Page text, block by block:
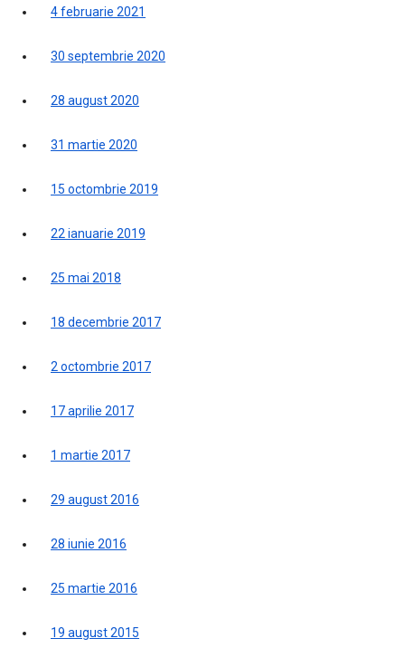
4 februarie 2021
30 septembrie 2020
28 august 2020
31 martie 2020
15 octombrie 2019
22 ianuarie 2019
25 mai 2018
18 decembrie 2017
2 octombrie 2017
17 aprilie 2017
1 martie 2017
29 august 2016
28 iunie 2016
25 martie 2016
19 august 2015